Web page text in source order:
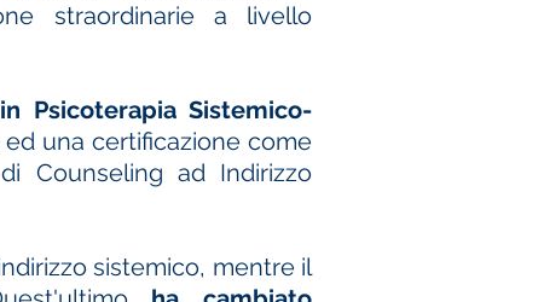
straordinarie a livello
Psicoterapia Sistemico-
una certificazione come
Counseling ad Indirizzo
sistemico, mentre il